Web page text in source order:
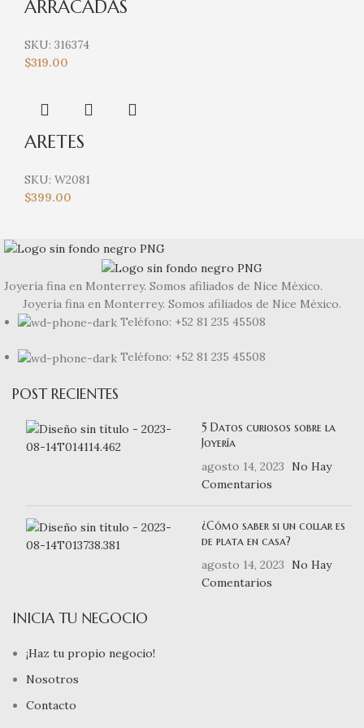
ARRACADAS
SKU: 316374
$319.00
ARETES
SKU: W2081
$399.00
Joyería fina en Monterrey. Somos afiliados de Nice México.
Joyería fina en Monterrey. Somos afiliados de Nice México.
Teléfono: +52 81 235 45508
Teléfono: +52 81 235 45508
POST RECIENTES
5 Datos curiosos sobre la
Joyería
agosto 14, 2023
No Hay
Comentarios
¿Cómo saber si un collar es
de plata en casa?
agosto 14, 2023
No Hay
Comentarios
INICIA TU NEGOCIO
¡Haz tu propio negocio!
Nosotros
Contacto